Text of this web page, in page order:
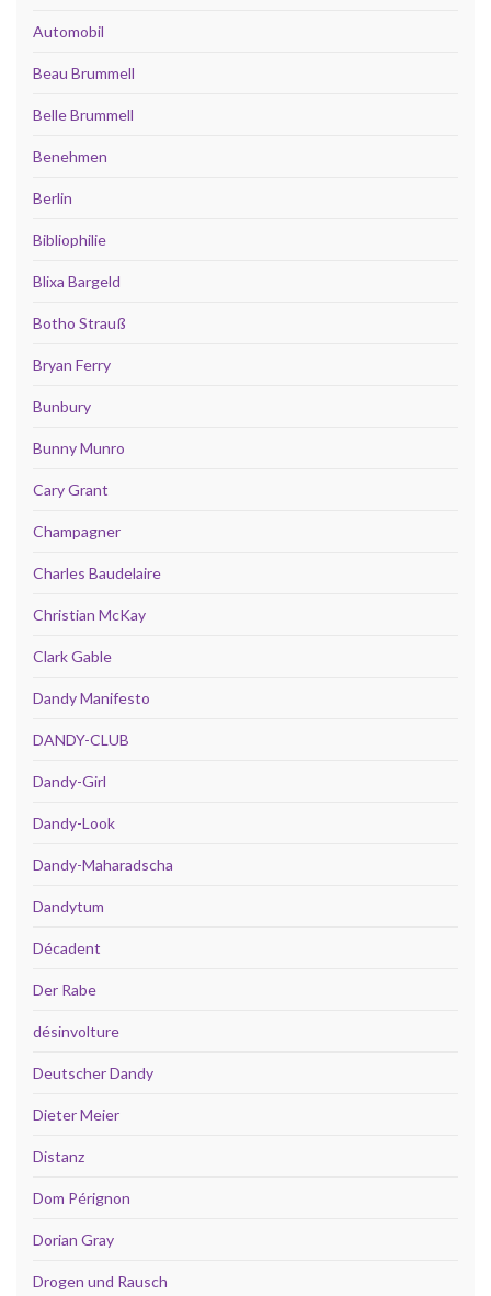
Automobil
Beau Brummell
Belle Brummell
Benehmen
Berlin
Bibliophilie
Blixa Bargeld
Botho Strauß
Bryan Ferry
Bunbury
Bunny Munro
Cary Grant
Champagner
Charles Baudelaire
Christian McKay
Clark Gable
Dandy Manifesto
DANDY-CLUB
Dandy-Girl
Dandy-Look
Dandy-Maharadscha
Dandytum
Décadent
Der Rabe
désinvolture
Deutscher Dandy
Dieter Meier
Distanz
Dom Pérignon
Dorian Gray
Drogen und Rausch